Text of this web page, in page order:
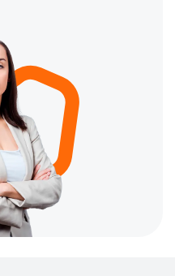
с клапаном
странные звуки при
клапана,
платы управления, а
и системой очистки. Если
греет
или совсем не
в сервисе или при ремонте
CanDo по